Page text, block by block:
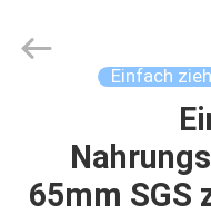
PRODUKTE
Rights
Einfach
65mm SGS